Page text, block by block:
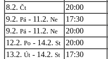
8.2. Čt 20:00
9.2. Pá - 11.2. Ne 17:30
9.2. Pá - 11.2. Ne 20:00
12.2. Po - 14.2. St 20:00
13.2. Út - 14.2. St 17:30